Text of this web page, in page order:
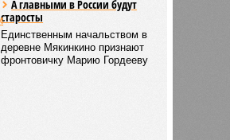
А главными в России будут
старосты
Единственным начальством в
деревне Мякинкино признают
фронтовичку Марию Гордееву